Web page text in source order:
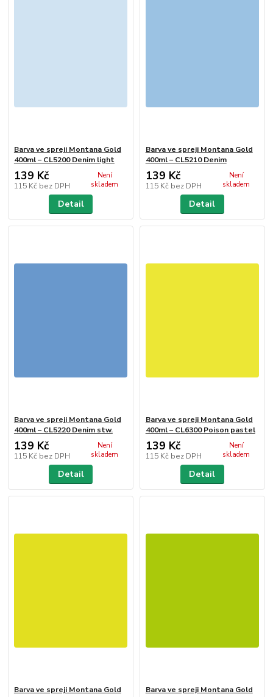
Barva ve spreji Montana Gold
400ml – CL5200 Denim light
139 Kč
115 Kč bez DPH
Není
skladem
Detail
Barva ve spreji Montana Gold
400ml – CL5210 Denim
139 Kč
115 Kč bez DPH
Není
skladem
Detail
Barva ve spreji Montana Gold
400ml – CL5220 Denim stw.
139 Kč
115 Kč bez DPH
Není
skladem
Detail
Barva ve spreji Montana Gold
400ml – CL6300 Poison pastel
139 Kč
115 Kč bez DPH
Není
skladem
Detail
Barva ve spreji Montana Gold
Barva ve spreji Montana Gold